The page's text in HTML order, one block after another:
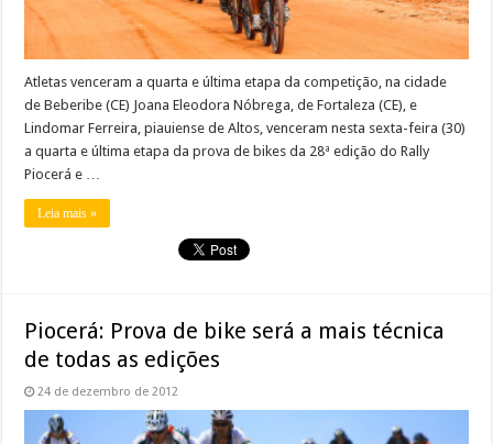
Atletas venceram a quarta e última etapa da competição, na cidade
de Beberibe (CE) Joana Eleodora Nóbrega, de Fortaleza (CE), e
Lindomar Ferreira, piauiense de Altos, venceram nesta sexta-feira (30)
a quarta e última etapa da prova de bikes da 28ª edição do Rally
Piocerá e …
Leia mais »
Piocerá: Prova de bike será a mais técnica
de todas as edições
24 de dezembro de 2012